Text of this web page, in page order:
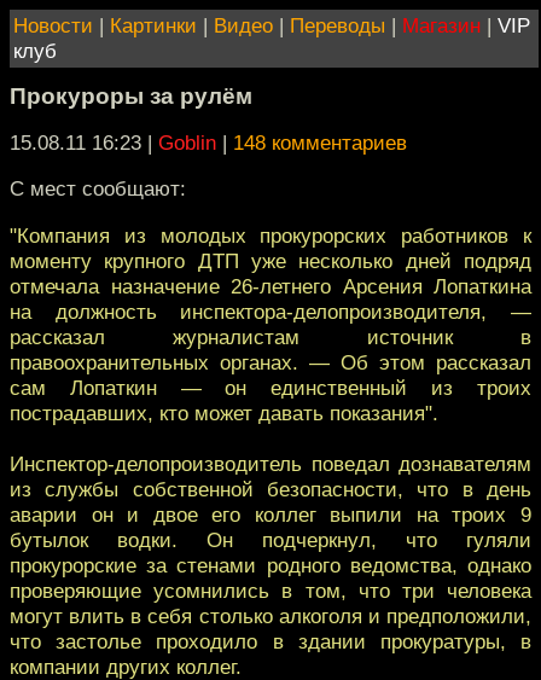
Новости | Картинки | Видео | Переводы | Магазин | VIP
клуб
Прокуроры за рулём
15.08.11 16:23 | Goblin | 148 комментариев
С мест сообщают:
"Компания из молодых прокурорских работников к
моменту крупного ДТП уже несколько дней подряд
отмечала назначение 26-летнего Арсения Лопаткина
на должность инспектора-делопроизводителя, —
рассказал журналистам источник в
правоохранительных органах. — Об этом рассказал
сам Лопаткин — он единственный из троих
пострадавших, кто может давать показания".
Инспектор-делопроизводитель поведал дознавателям
из службы собственной безопасности, что в день
аварии он и двое его коллег выпили на троих 9
бутылок водки. Он подчеркнул, что гуляли
прокурорские за стенами родного ведомства, однако
проверяющие усомнились в том, что три человека
могут влить в себя столько алкоголя и предположили,
что застолье проходило в здании прокуратуры, в
компании других коллег.